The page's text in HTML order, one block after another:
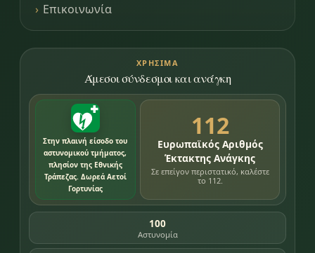
Επικοινωνία
ΧΡΉΣΙΜΑ
Άμεσοι σύνδεσμοι και ανάγκη
Στην πλαινή είσοδο του
αστυνομικού τμήματος,
πλησίον της Εθνικής
Τράπεζας. Δωρεά Αετοί
Γορτυνίας
112
Ευρωπαϊκός Αριθμός
Έκτακτης Ανάγκης
Σε επείγον περιστατικό, καλέστε
το 112.
100
Αστυνομία